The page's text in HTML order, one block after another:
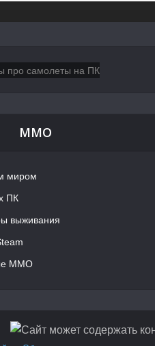
MMO
миром
ПК
выживания
MMO